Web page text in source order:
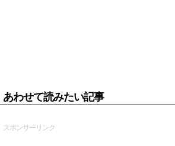
あわせて読みたい記事
スポンサーリンク